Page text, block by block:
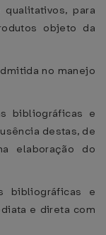
para
objeto da
no manejo
bibliográficas e
destas, de
elaboração do
bibliográficas e
e direta com